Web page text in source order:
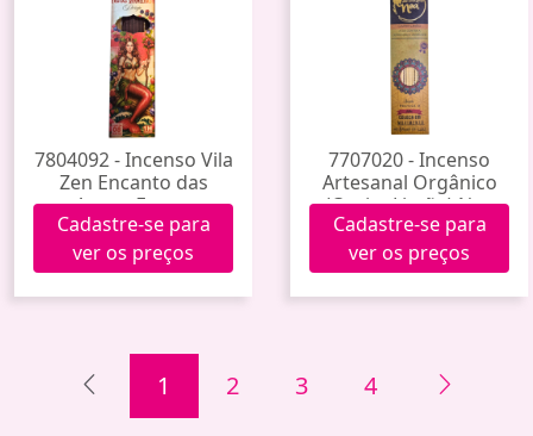
7804092 - Incenso Vila
Zen Encanto das
Aguas Frutas
Vermelhas
Cadastre-se para
ver os preços
7707020 - Incenso
Artesanal Orgânico
(Capim Limão) Noa
Cadastre-se para
ver os preços
1 2 3 4